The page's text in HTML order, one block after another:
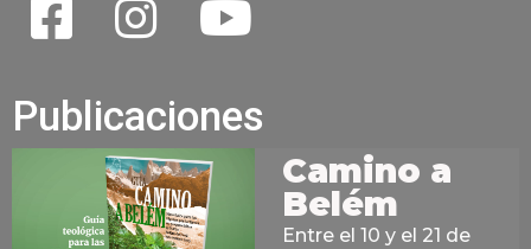
Publicaciones
Camino a
Belém
Entre el 10 y el 21 de